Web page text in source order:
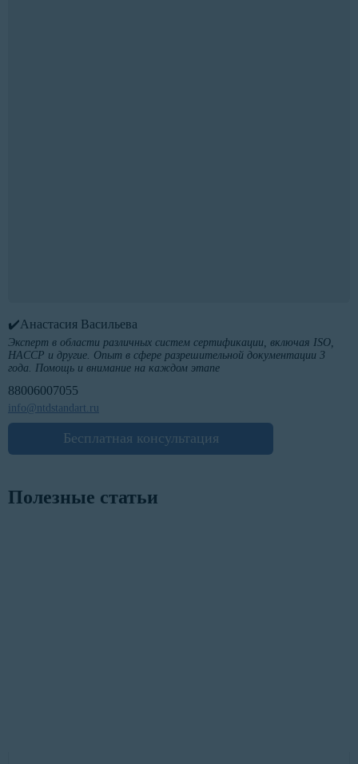
✔️Анастасия Васильева
Эксперт в области различных систем сертификации, включая ISO,
HACCP и другие. Опыт в сфере разрешительной документации 3
года. Помощь и внимание на каждом этапе
88006007055
info@ntdstandart.ru
Бесплатная консультация
Полезные статьи